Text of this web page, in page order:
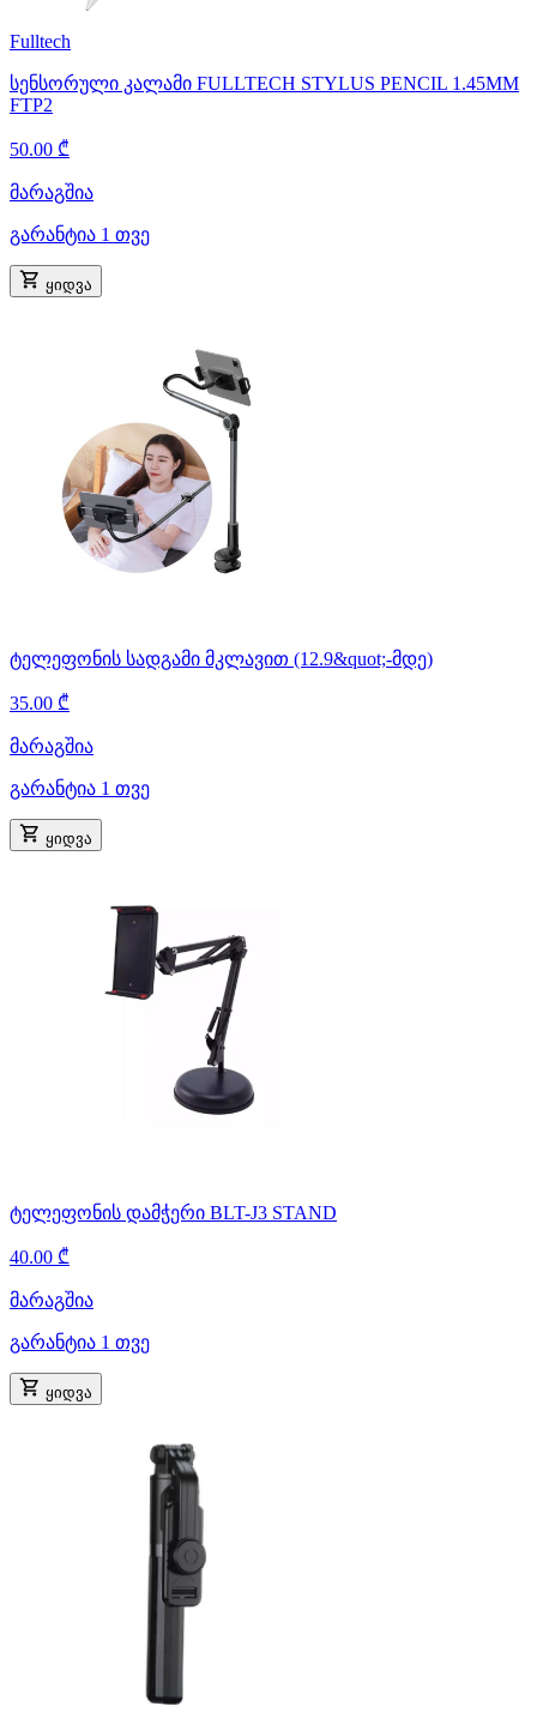
Fulltech
სენსორული კალამი FULLTECH STYLUS PENCIL 1.45MM
FTP2
50.00 ₾
მარაგშია
გარანტია 1 თვე
ყიდვა
ტელეფონის სადგამი მკლავით (12.9&quot;-მდე)
35.00 ₾
მარაგშია
გარანტია 1 თვე
ყიდვა
ტელეფონის დამჭერი BLT-J3 STAND
40.00 ₾
მარაგშია
გარანტია 1 თვე
ყიდვა